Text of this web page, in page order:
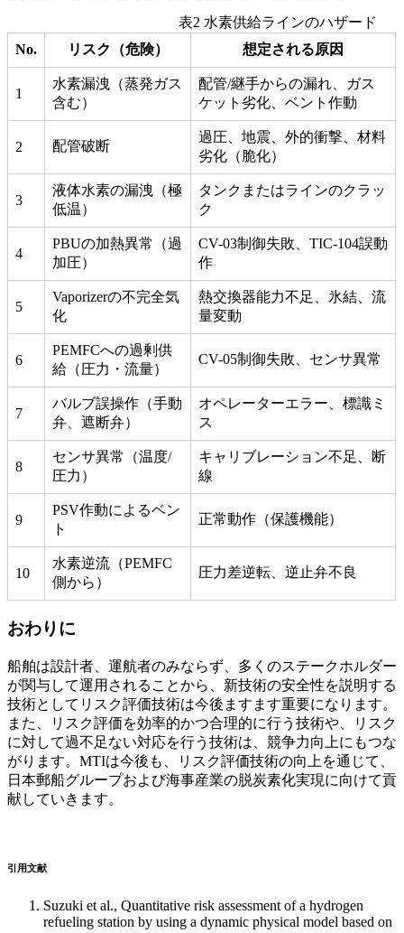
表2 水素供給ラインのハザード
No.
リスク（危険） 想定される原因
1
水素漏洩（蒸発ガス
含む）
配管/継手からの漏れ、ガス
ケット劣化、ベント作動
2 配管破断
過圧、地震、外的衝撃、材料
劣化（脆化）
3
液体水素の漏洩（極
低温）
タンクまたはラインのクラッ
ク
4
PBUの加熱異常（過
加圧）
CV-03制御失敗、TIC-104誤動
作
5
Vaporizerの不完全気
化
熱交換器能力不足、氷結、流
量変動
6
PEMFCへの過剰供
給（圧力・流量）
CV-05制御失敗、センサ異常
7
バルブ誤操作（手動
弁、遮断弁）
オペレーターエラー、標識ミ
ス
8
センサ異常（温度/
圧力）
キャリブレーション不足、断
線
9
PSV作動によるベン
ト
正常動作（保護機能）
10
水素逆流（PEMFC
側から）
圧力差逆転、逆止弁不良
おわりに
船舶は設計者、運航者のみならず、多くのステークホルダー
が関与して運用されることから、新技術の安全性を説明する
技術としてリスク評価技術は今後ますます重要になります。
また、リスク評価を効率的かつ合理的に行う技術や、リスク
に対して過不足ない対応を行う技術は、競争力向上にもつな
がります。MTIは今後も、リスク評価技術の向上を通じて、
日本郵船グループおよび海事産業の脱炭素化実現に向けて貢
献していきます。
引用文献
Suzuki et al., Quantitative risk assessment of a hydrogen
refueling station by using a dynamic physical model based on